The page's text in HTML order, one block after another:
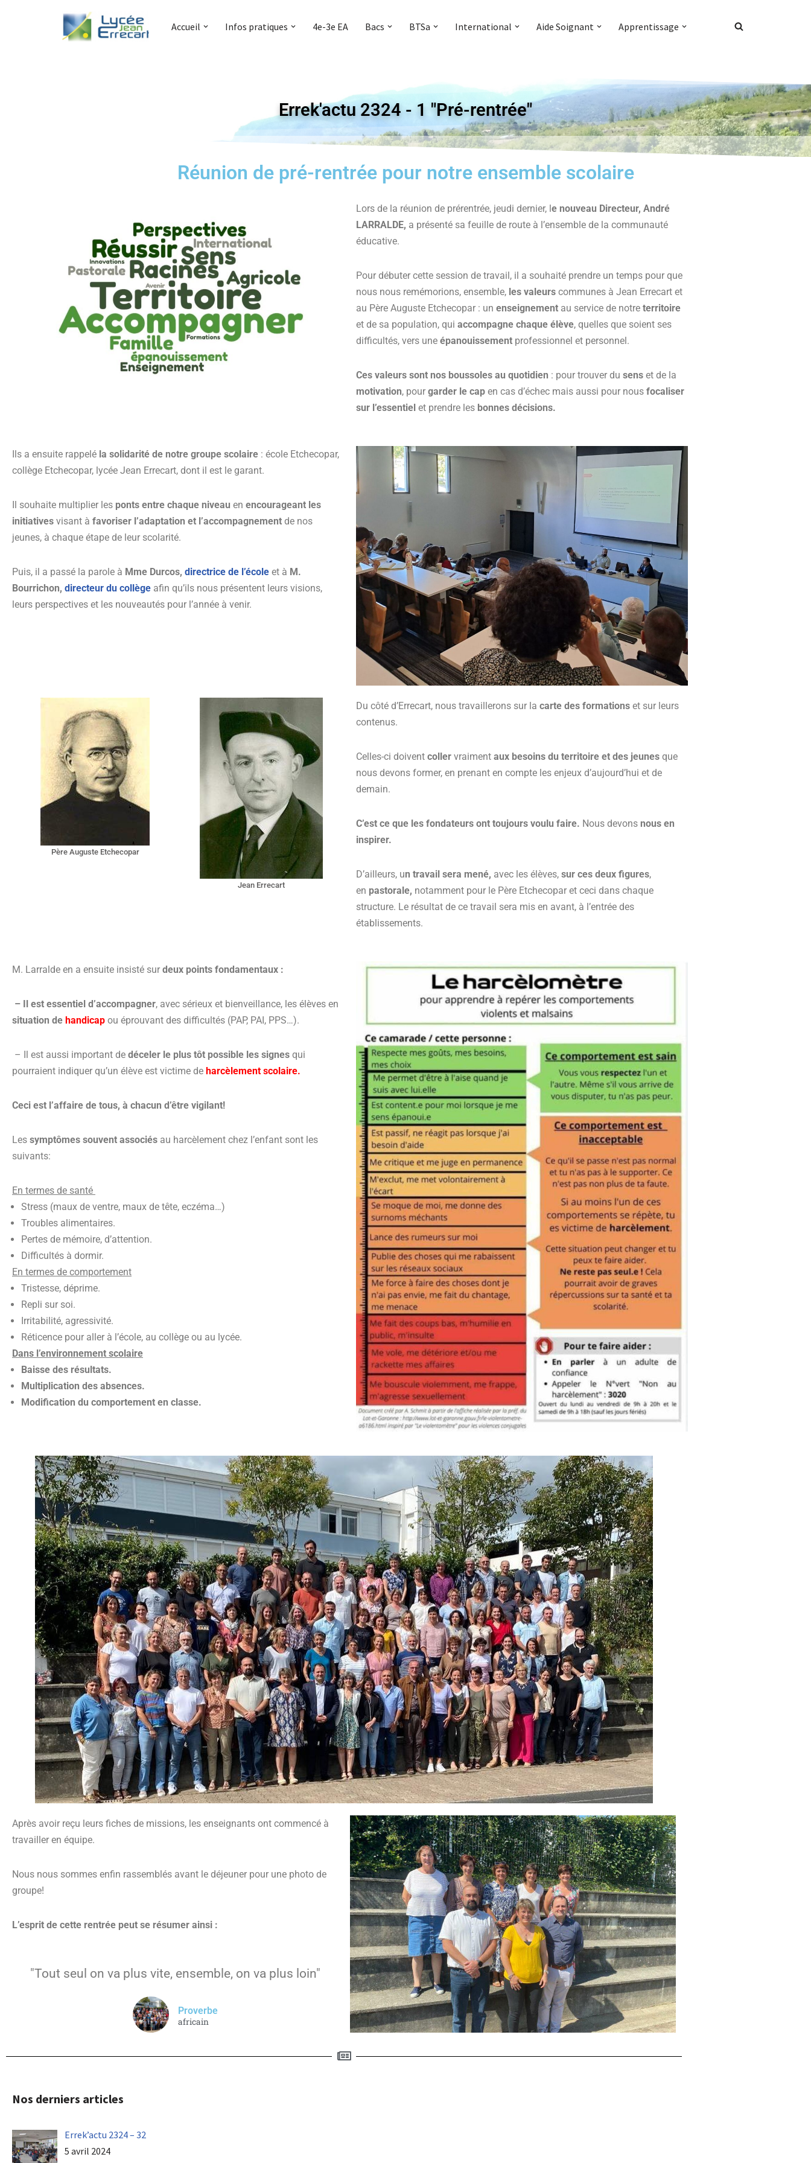
Accueil Infos pratiques 4e-3e EA Bacs BTSa International Aide Soignant Apprentissage
Errek'actu 2324 - 1 "Pré-rentrée"
Réunion de pré-rentrée pour notre ensemble scolaire
Lors de la réunion de prérentrée, jeudi dernier, le nouveau Directeur, André
LARRALDE, a présenté sa feuille de route à l’ensemble de la communauté
éducative.
Pour débuter cette session de travail, il a souhaité prendre un temps pour que
nous nous remémorions, ensemble, les valeurs communes à Jean Errecart et
au Père Auguste Etchecopar : un enseignement au service de notre territoire
et de sa population, qui accompagne chaque élève, quelles que soient ses
difficultés, vers une épanouissement professionnel et personnel.
Ces valeurs sont nos boussoles au quotidien : pour trouver du sens et de la
motivation, pour garder le cap en cas d’échec mais aussi pour nous focaliser
sur l’essentiel et prendre les bonnes décisions.
Ils a ensuite rappelé la solidarité de notre groupe scolaire : école Etchecopar,
collège Etchecopar, lycée Jean Errecart, dont il est le garant.
Il souhaite multiplier les ponts entre chaque niveau en encourageant les
initiatives visant à favoriser l’adaptation et l’accompagnement de nos
jeunes, à chaque étape de leur scolarité.
Puis, il a passé la parole à Mme Durcos, directrice de l’école et à M.
Bourrichon, directeur du collège afin qu’ils nous présentent leurs visions,
leurs perspectives et les nouveautés pour l’année à venir.
Père Auguste Etchecopar
Jean Errecart
Du côté d’Errecart, nous travaillerons sur la carte des formations et sur leurs
contenus.
Celles-ci doivent coller vraiment aux besoins du territoire et des jeunes que
nous devons former, en prenant en compte les enjeux d’aujourd’hui et de
demain.
C’est ce que les fondateurs ont toujours voulu faire. Nous devons nous en
inspirer.
D’ailleurs, un travail sera mené, avec les élèves, sur ces deux figures,
en pastorale, notamment pour le Père Etchecopar et ceci dans chaque
structure. Le résultat de ce travail sera mis en avant, à l’entrée des
établissements.
M. Larralde en a ensuite insisté sur deux points fondamentaux :
– Il est essentiel d’accompagner, avec sérieux et bienveillance, les élèves en
situation de handicap ou éprouvant des difficultés (PAP, PAI, PPS…).
– Il est aussi important de déceler le plus tôt possible les signes qui
pourraient indiquer qu’un élève est victime de harcèlement scolaire.
Ceci est l’affaire de tous, à chacun d’être vigilant!
Les symptômes souvent associés au harcèlement chez l’enfant sont les
suivants:
En termes de santé
Stress (maux de ventre, maux de tête, eczéma…)
Troubles alimentaires.
Pertes de mémoire, d’attention.
Difficultés à dormir.
En termes de comportement
Tristesse, déprime.
Repli sur soi.
Irritabilité, agressivité.
Réticence pour aller à l’école, au collège ou au lycée.
Dans l’environnement scolaire
Baisse des résultats.
Multiplication des absences.
Modification du comportement en classe.
Après avoir reçu leurs fiches de missions, les enseignants ont commencé à
travailler en équipe.
Nous nous sommes enfin rassemblés avant le déjeuner pour une photo de
groupe!
L’esprit de cette rentrée peut se résumer ainsi :
"Tout seul on va plus vite, ensemble, on va plus loin"
Proverbe
africain
Nos derniers articles
Errek’actu 2324 – 32
5 avril 2024